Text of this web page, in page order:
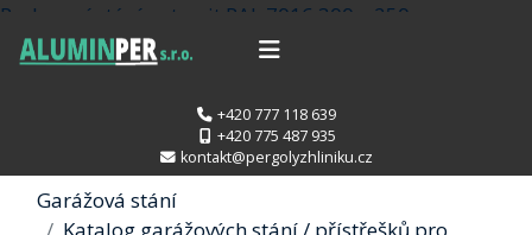
+420 777 118 639
+420 775 487 935
kontakt@pergolyzhliniku.cz
Garážová stání
Parkovací stání antracit RAL 7016 300 x 250 cm
provedení PROFIParkovací stání stříbrná RAL 9006 700
x 400 cm provedení DELUXE